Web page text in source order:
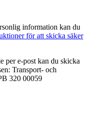
information kan du
för att skicka säker
per e-post kan du skicka
Transport- och
320 00059